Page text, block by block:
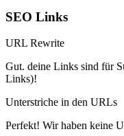
SEO Links
URL Rewrite
Gut. deine Links sind für
Links)!
Unterstriche in den URLs
Perfekt! Wir haben keine